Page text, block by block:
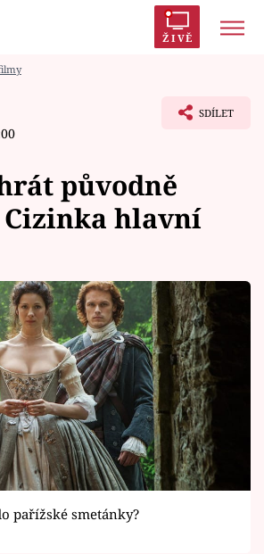
ŽIVĚ
Karlovy Vary
SDÍLET
původně
hlavní
pařížské smetánky?